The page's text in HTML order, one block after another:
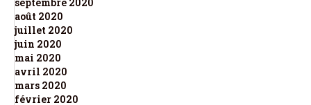
août 2020
juillet 2020
juin 2020
mai 2020
avril 2020
mars 2020
février 2020